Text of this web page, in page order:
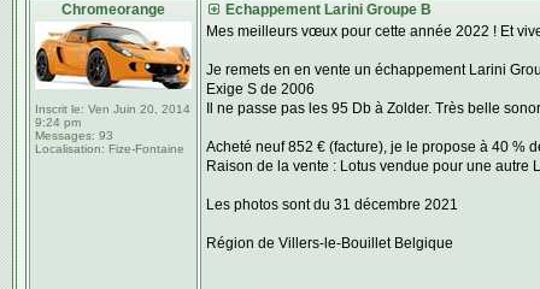
Chromeorange
Inscrit le: Ven Juin 20, 2014
9:24 pm
Messages: 93
Localisation: Fize-Fontaine
Echappement Larini Groupe B
Mes meilleurs vœux pour cette année 2022 ! Et
Je remets en en vente un échappement Larini
Exige S de 2006
Il ne passe pas les 95 Db à Zolder. Très belle
Acheté neuf 852 € (facture), je le propose à 40 %
Raison de la vente : Lotus vendue pour une autre
Les photos sont du 31 décembre 2021
Région de Villers-le-Bouillet Belgique